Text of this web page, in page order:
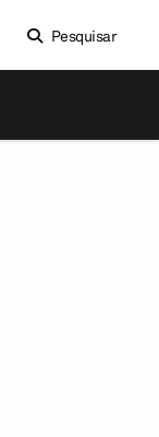
Pesquisar